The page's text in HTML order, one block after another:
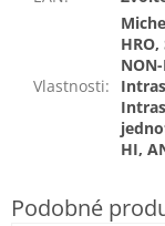
Vlastnosti:
HI,